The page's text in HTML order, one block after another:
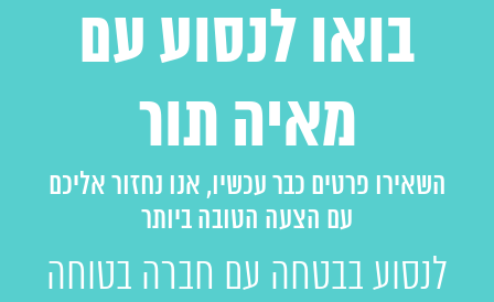
בואו לנסוע עם
מאיה תור
השאירו פרטים כבר עכשיו, אנו נחזור אליכם
עם הצעה הטובה ביותר
לנסוע בבטחה עם חברה בטוחה